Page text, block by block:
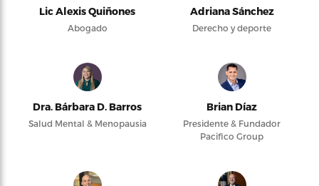
Lic Alexis Quiñones
Abogado
Adriana Sánchez
Derecho y deporte
Dra. Bárbara D. Barros
Salud Mental & Menopausia
Brian Díaz
Presidente & Fundador
Pacifico Group